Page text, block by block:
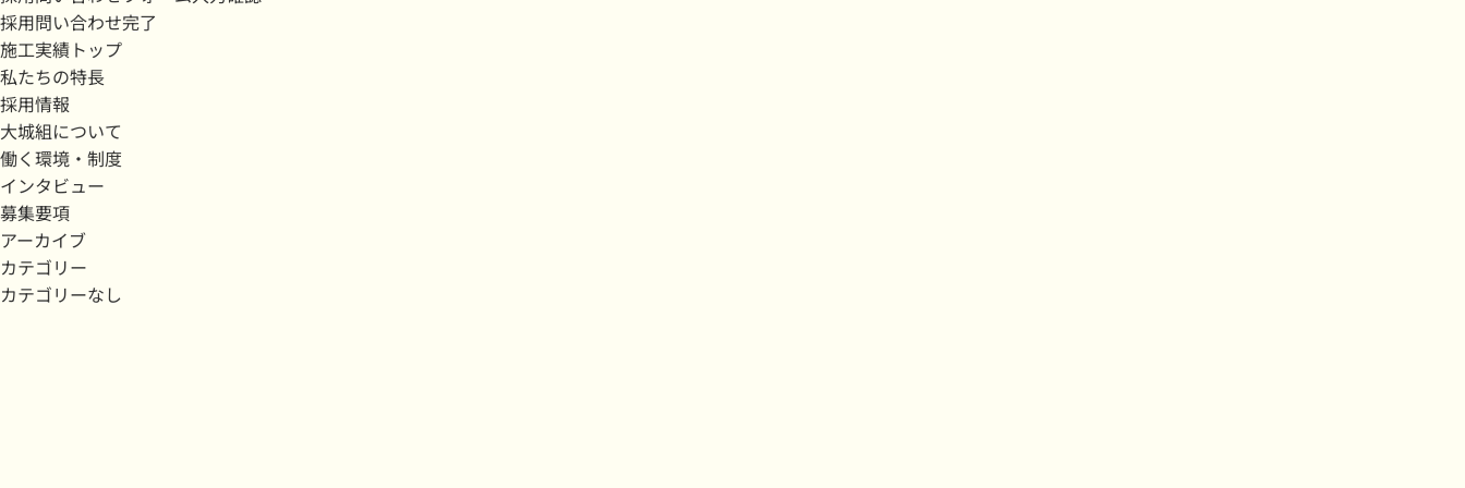
採用問い合わせ完了
施工実績トップ
私たちの特長
採用情報
大城組について
働く環境・制度
インタビュー
募集要項
アーカイブ
カテゴリー
カテゴリーなし